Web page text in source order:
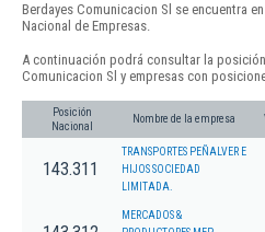
Berdayes Comunicacion Sl se encuentra
Nacional de Empresas.
A continuación podrá consultar la
Comunicacion Sl y empresas con
Posición
Nacional
Nombre de la empresa
143.311
TRANSPORTES PEÑALVER E
HIJOS SOCIEDAD
LIMITADA.
MERCADOS &